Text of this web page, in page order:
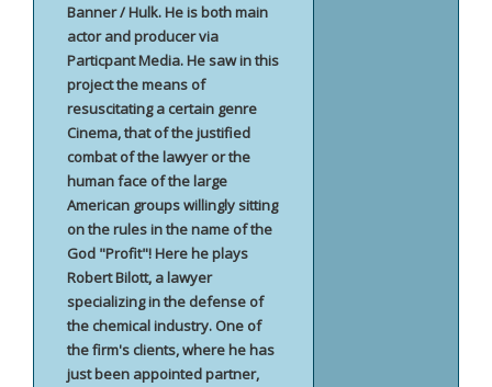
Banner / Hulk. He is both main
actor and producer via
Particpant Media. He saw in this
project the means of
resuscitating a certain genre
Cinema, that of the justified
combat of the lawyer or the
human face of the large
American groups willingly sitting
on the rules in the name of the
God "Profit"! Here he plays
Robert Bilott, a lawyer
specializing in the defense of
the chemical industry. One of
the firm's clients, where he has
just been appointed partner,